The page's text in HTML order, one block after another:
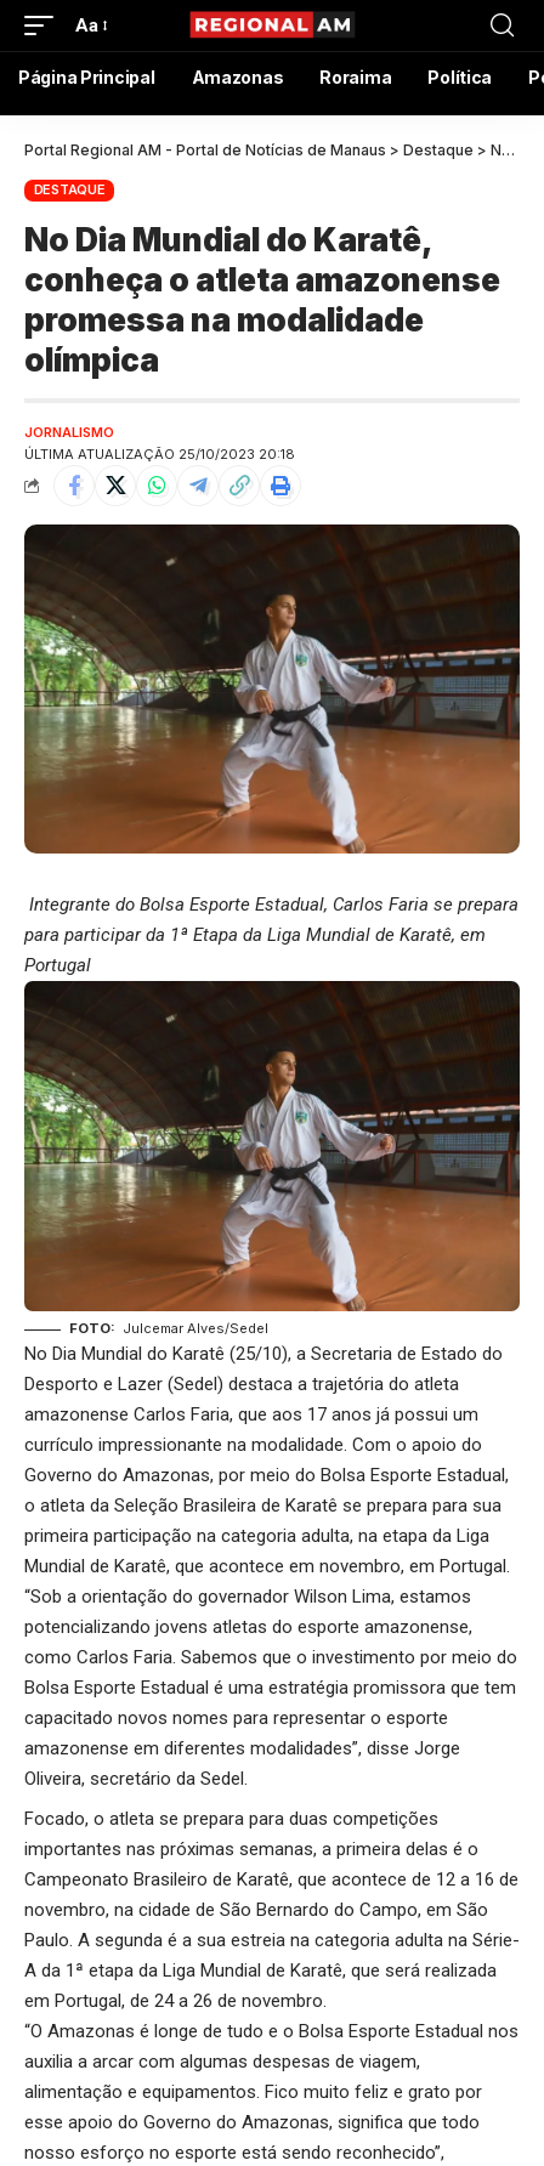
Aa
Página Principal Amazonas Roraima Política
Portal Regional AM - Portal de Notícias de Manaus > Destaque > No Dia Mundial do Karatê, conheça o atleta amazonense promessa na modalidade olímpica
DESTAQUE
No Dia Mundial do Karatê,
conheça o atleta amazonense
promessa na modalidade
olímpica
ÚLTIMA ATUALIZAÇÃO 25/10/2023 20:18
JORNALISMO
Integrante do Bolsa Esporte Estadual, Carlos Faria se prepara
para participar da 1ª Etapa da Liga Mundial de Karatê, em
Portugal
FOTO: Julcemar Alves/Sedel
No Dia Mundial do Karatê (25/10), a Secretaria de Estado do
Desporto e Lazer (Sedel) destaca a trajetória do atleta
amazonense Carlos Faria, que aos 17 anos já possui um
currículo impressionante na modalidade. Com o apoio do
Governo do Amazonas, por meio do Bolsa Esporte Estadual,
o atleta da Seleção Brasileira de Karatê se prepara para sua
primeira participação na categoria adulta, na etapa da Liga
Mundial de Karatê, que acontece em novembro, em Portugal.
“Sob a orientação do governador Wilson Lima, estamos
potencializando jovens atletas do esporte amazonense,
como Carlos Faria. Sabemos que o investimento por meio do
Bolsa Esporte Estadual é uma estratégia promissora que tem
capacitado novos nomes para representar o esporte
amazonense em diferentes modalidades”, disse Jorge
Oliveira, secretário da Sedel.
Focado, o atleta se prepara para duas competições
importantes nas próximas semanas, a primeira delas é o
Campeonato Brasileiro de Karatê, que acontece de 12 a 16 de
novembro, na cidade de São Bernardo do Campo, em São
Paulo. A segunda é a sua estreia na categoria adulta na Série-
A da 1ª etapa da Liga Mundial de Karatê, que será realizada
em Portugal, de 24 a 26 de novembro.
“O Amazonas é longe de tudo e o Bolsa Esporte Estadual nos
auxilia a arcar com algumas despesas de viagem,
alimentação e equipamentos. Fico muito feliz e grato por
esse apoio do Governo do Amazonas, significa que todo
nosso esforço no esporte está sendo reconhecido”,